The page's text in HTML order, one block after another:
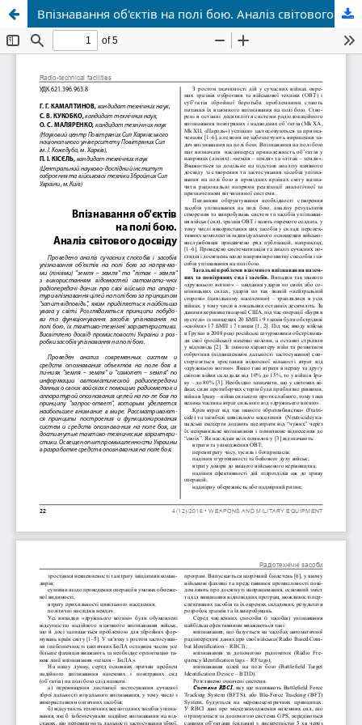
Впізнавання об'єктів на полі бою. Аналіз світового досвіду